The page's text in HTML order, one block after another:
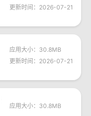
更新时间：2026-07-21
应用大小：30.8MB
更新时间：2026-07-21
应用大小：30.8MB